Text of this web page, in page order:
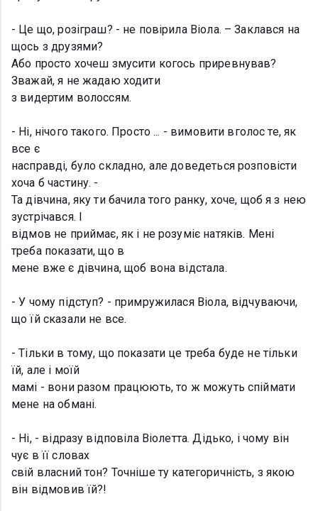
- Це що, розіграш? - не повірила Віола. – Заклався на
щось з друзями?
Або просто хочеш змусити когось приревнував?
Зважай, я не жадаю ходити
з видертим волоссям.
- Ні, нічого такого. Просто ... - вимовити вголос те, як
все є
насправді, було складно, але доведеться розповісти
хоча б частину. -
Та дівчина, яку ти бачила того ранку, хоче, щоб я з нею
зустрічався. І
відмов не приймає, як і не розуміє натяків. Мені
треба показати, що в
мене вже є дівчина, щоб вона відстала.
- У чому підступ? - примружилася Віола, відчуваючи,
що їй сказали не все.
- Тільки в тому, що показати це треба буде не тільки
їй, але і моїй
мамі - вони разом працюють, то ж можуть спіймати
мене на обмані.
- Ні, - відразу відповіла Віолетта. Дідько, і чому він
чує в її словах
свій власний тон? Точніше ту категоричність, з якою
він відмовив їй?!